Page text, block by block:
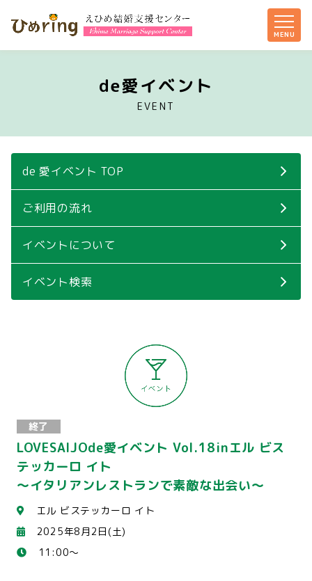
de愛イベント
EVENT
de 愛イベント TOP
ご利用の流れ
イベントについて
イベント検索
終了
LOVESAIJOde愛イベント Vol.18inエル ビス
テッカーロ イト
～イタリアンレストランで素敵な出会い～
エル ビステッカーロ イト
2025年8月2日(土)
11:00～